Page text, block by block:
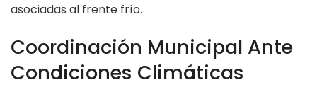
asociadas al frente frío.
Coordinación Municipal Ante
Condiciones Climáticas